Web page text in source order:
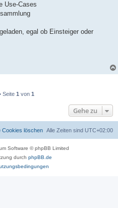
Use-Cases
egal ob Einsteiger oder
Seite 1 von 1
Gehe zu
Alle Zeiten sind UTC+02:00
Cookies löschen
Software © phpBB Limited
durch phpBB.de